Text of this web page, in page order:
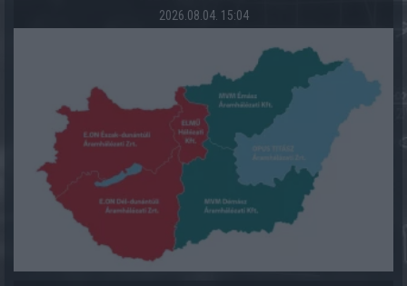
2026.08.04. 15:04